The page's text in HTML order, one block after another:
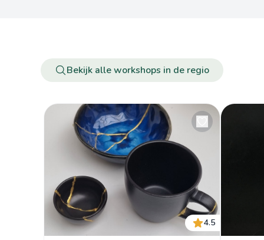
Bekijk alle workshops in de regio
4.5